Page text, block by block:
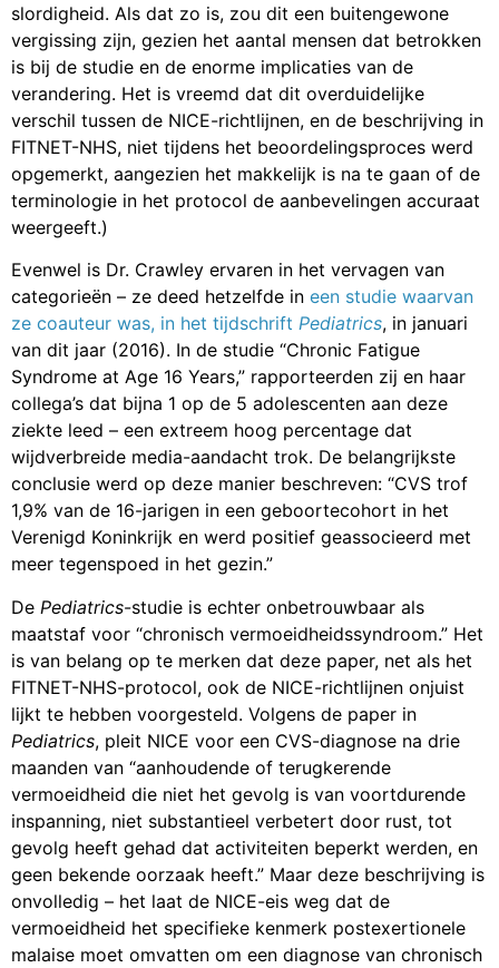
slordigheid. Als dat zo is, zou dit een buitengewone
vergissing zijn, gezien het aantal mensen dat betrokken
is bij de studie en de enorme implicaties van de
verandering. Het is vreemd dat dit overduidelijke
verschil tussen de NICE-richtlijnen, en de beschrijving in
FITNET-NHS, niet tijdens het beoordelingsproces werd
opgemerkt, aangezien het makkelijk is na te gaan of de
terminologie in het protocol de aanbevelingen accuraat
weergeeft.)
Evenwel is Dr. Crawley ervaren in het vervagen van
categorieën – ze deed hetzelfde in een studie waarvan
ze coauteur was, in het tijdschrift Pediatrics, in januari
van dit jaar (2016). In de studie “Chronic Fatigue
Syndrome at Age 16 Years,” rapporteerden zij en haar
collega’s dat bijna 1 op de 5 adolescenten aan deze
ziekte leed – een extreem hoog percentage dat
wijdverbreide media-aandacht trok. De belangrijkste
conclusie werd op deze manier beschreven: “CVS trof
1,9% van de 16-jarigen in een geboortecohort in het
Verenigd Koninkrijk en werd positief geassocieerd met
meer tegenspoed in het gezin.”
De Pediatrics-studie is echter onbetrouwbaar als
maatstaf voor “chronisch vermoeidheidssyndroom.” Het
is van belang op te merken dat deze paper, net als het
FITNET-NHS-protocol, ook de NICE-richtlijnen onjuist
lijkt te hebben voorgesteld. Volgens de paper in
Pediatrics, pleit NICE voor een CVS-diagnose na drie
maanden van “aanhoudende of terugkerende
vermoeidheid die niet het gevolg is van voortdurende
inspanning, niet substantieel verbetert door rust, tot
gevolg heeft gehad dat activiteiten beperkt werden, en
geen bekende oorzaak heeft.” Maar deze beschrijving is
onvolledig – het laat de NICE-eis weg dat de
vermoeidheid het specifieke kenmerk postexertionele
malaise moet omvatten om een diagnose van chronisch